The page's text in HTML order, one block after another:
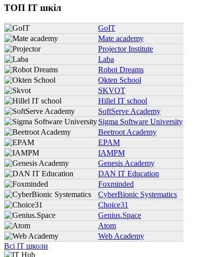
ТОП IT шкіл
GoIT
Mate academy
Projector Institute
Laba
Robot Dreams
Okten School
SKVOT
Hillel IT school
SoftServe Academy
Sigma Software University
Beetroot Academy
EPAM
IAMPM
Genesis Academy
DAN IT Education
Foxminded
CyberBionic Systematics
Choice31
Genius.Space
Atom
Web Academy
Всі IT школи